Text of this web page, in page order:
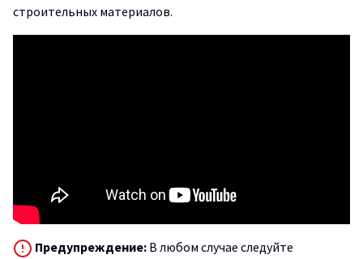
строительных материалов.
Предупреждение: В любом случае следуйте